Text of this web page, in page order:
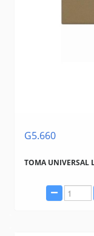
G5.660
TOMA UNIVERSAL